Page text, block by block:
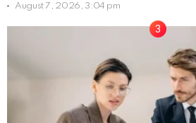
August 7, 2026, 3:04 pm